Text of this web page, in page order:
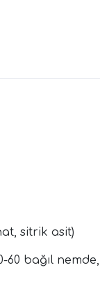
sitrik asit)
60 bağıl